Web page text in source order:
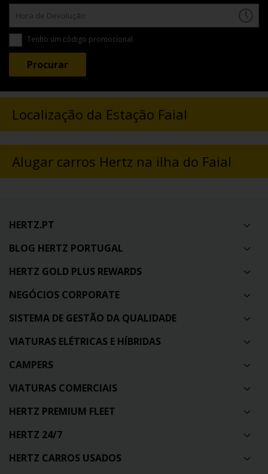
Tenho um código promocional
Localização da Estação Faial
Alugar carros Hertz na ilha do Faial
HERTZ.PT
BLOG HERTZ PORTUGAL
HERTZ GOLD PLUS REWARDS
NEGÓCIOS CORPORATE
SISTEMA DE GESTÃO DA QUALIDADE
VIATURAS ELÉTRICAS E HÍBRIDAS
CAMPERS
VIATURAS COMERCIAIS
HERTZ PREMIUM FLEET
HERTZ 24/7
HERTZ CARROS USADOS